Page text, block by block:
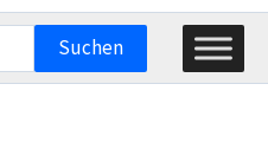
Suchen